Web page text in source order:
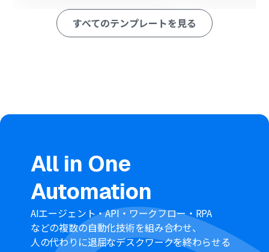
■このワークフローのカスタムポイント
オペレーションのAI機能「テキスト抽出」では、
Freshsalesの取引情報から、予定の件名や説明文として
※「トリガー」：フロー起動のきっかけとなるアクション、「オ
Freshsales、GoogleカレンダーのそれぞれとYoomを連
携してください。
分岐はパーソナルプラン以上のプランでご利用いただけ
る機能（オペレーション）となっております。フリープラ
ンの場合は設定しているフローボットのオペレーション
はエラーとなりますので、ご注意ください。
パーソナルプランなどの有料プランは、2週間の無料トラ
イアルを行うことが可能です。無料トライアル中には制限
すべてのテンプレートを見る
All in One
Automation
AIエージェント・API・ワークフロー・RPA
などの複数の自動化技術を組み合わせ、
人の代わりに退屈なデスクワークを終わらせる